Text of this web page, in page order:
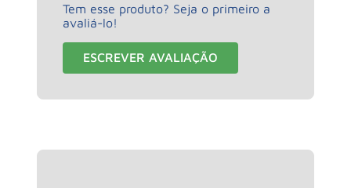
Tem esse produto? Seja o primeiro a
avaliá-lo!
ESCREVER AVALIAÇÃO